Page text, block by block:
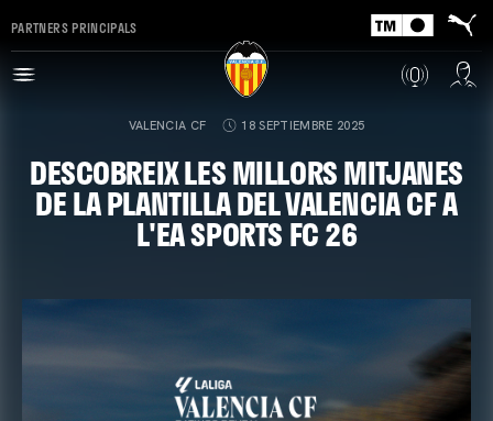
PARTNERS PRINCIPALS
VALENCIA CF 18 SEPTIEMBRE 2025
DESCOBREIX LES MILLORS MITJANES
DE LA PLANTILLA DEL VALENCIA CF A
L'EA SPORTS FC 26